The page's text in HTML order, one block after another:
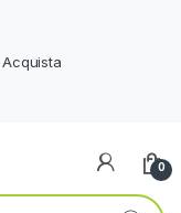
Acquista
0